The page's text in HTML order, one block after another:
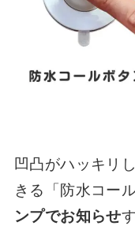
凹凸がハッキリ
きる「防水コー
ンプでお知らせ